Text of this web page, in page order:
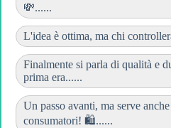
💸......
L'idea è ottima, ma chi
Finalmente si parla di qualità e
prima era......
Un passo avanti, ma serve
consumatori! 🛍️......